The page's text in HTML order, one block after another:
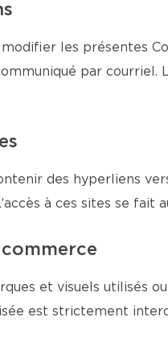
les présentes
par courriel.
des hyperliens
à ces sites se fait
et visuels utilisés
est strictement